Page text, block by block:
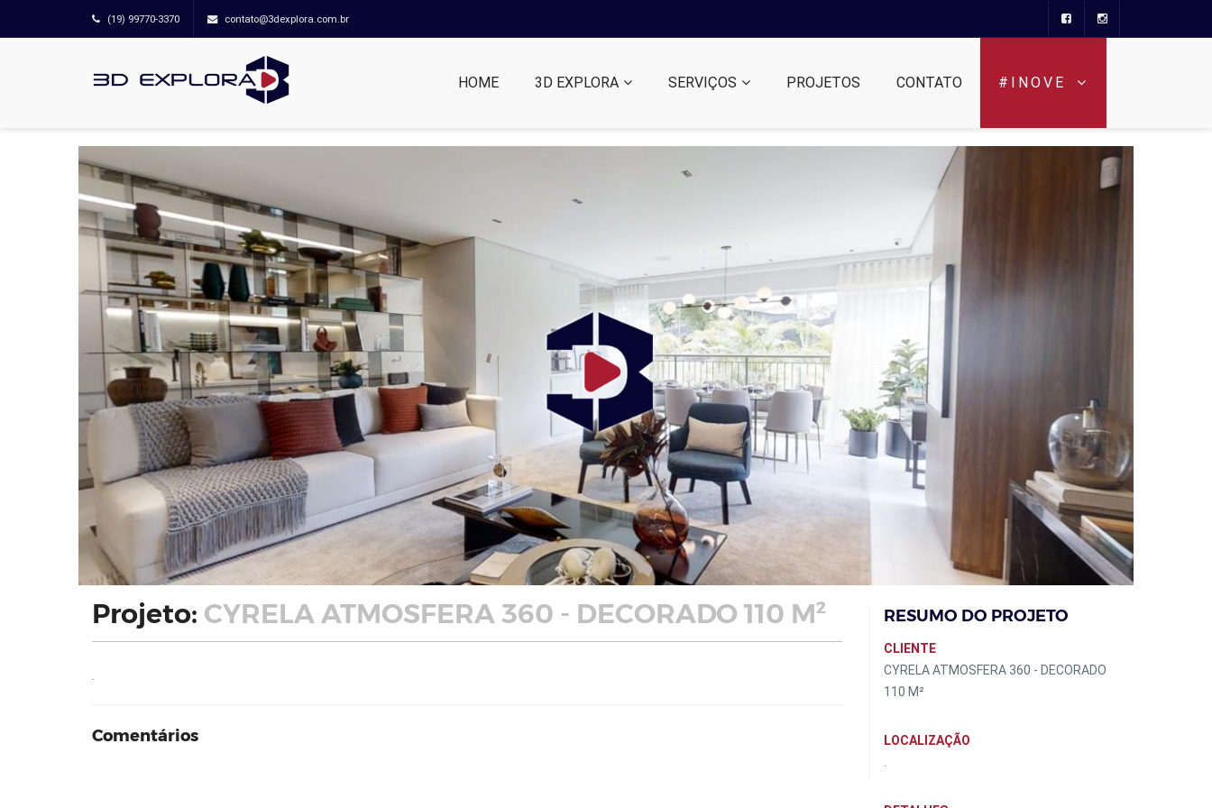
(19) 99770-3370 contato@3dexplora.com.br
HOME 3D EXPLORA SERVIÇOS PROJETOS CONTATO #INOVE
Projeto: CYRELA ATMOSFERA 360 - DECORADO 110 M²
Comentários
RESUMO DO PROJETO
CLIENTE
CYRELA ATMOSFERA 360 - DECORADO
110 M²
LOCALIZAÇÃO